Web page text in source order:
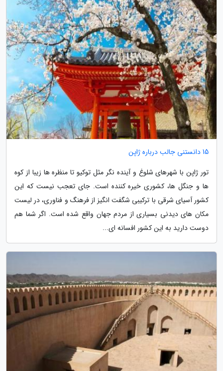
15 دانستنی جالب درباره ژاپن
تور ژاپن با شهرهای شلوغ و آینده نگر مثل توکیو تا منظره ها زیبا از کوه
ها و جنگل ها، کشوری خیره کننده است. جای تعجب نیست که این
کشور آسیای شرقی با ترکیبی شگفت انگیز از فرهنگ و فناوری، در لیست
مکان های دیدنی بسیاری از مردم جهان واقع شده است. اگر شما هم
دوست دارید به این کشور افسانه ای...